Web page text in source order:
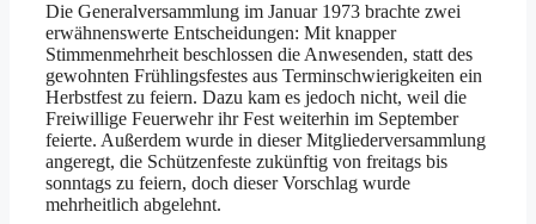
Die Generalversammlung im Januar 1973 brachte zwei
erwähnenswerte Entscheidungen: Mit knapper
Stimmenmehrheit beschlossen die Anwesenden, statt des
gewohnten Frühlingsfestes aus Terminschwierigkeiten ein
Herbstfest zu feiern. Dazu kam es jedoch nicht, weil die
Freiwillige Feuerwehr ihr Fest weiterhin im September
feierte. Außerdem wurde in dieser Mitgliederversammlung
angeregt, die Schützenfeste zukünftig von freitags bis
sonntags zu feiern, doch dieser Vorschlag wurde
mehrheitlich abgelehnt.